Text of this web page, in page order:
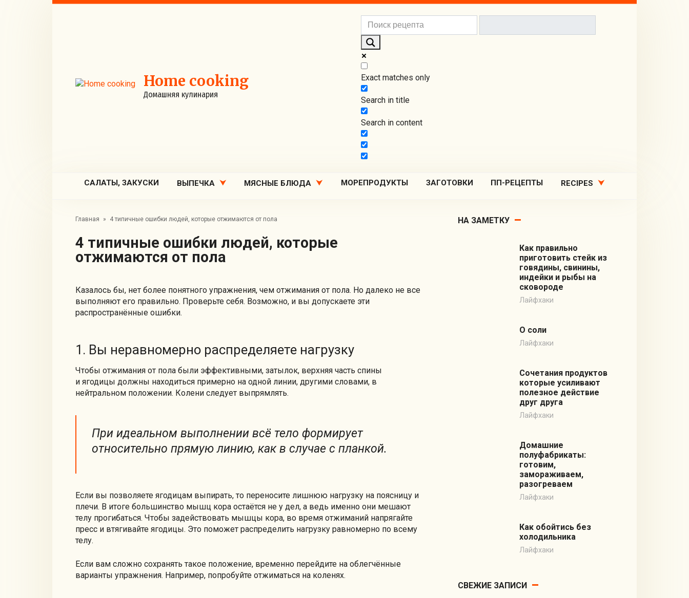
Home cooking
Домашняя кулинария
Exact matches only
Search in title
Search in content
САЛАТЫ, ЗАКУСКИ ВЫПЕЧКА МЯСНЫЕ БЛЮДА МОРЕПРОДУКТЫ ЗАГОТОВКИ ПП-РЕЦЕПТЫ RECIPES
Главная » 4 типичные ошибки людей, которые отжимаются от пола
4 типичные ошибки людей, которые
отжимаются от пола
Казалось бы, нет более понятного упражнения, чем отжимания от пола. Но далеко не все
выполняют его правильно. Проверьте себя. Возможно, и вы допускаете эти
распространённые ошибки.
1. Вы неравномерно распределяете нагрузку
Чтобы отжимания от пола были эффективными, затылок, верхняя часть спины
и ягодицы должны находиться примерно на одной линии, другими словами, в
нейтральном положении. Колени следует выпрямлять.
При идеальном выполнении всё тело формирует
относительно прямую линию, как в случае с планкой.
Если вы позволяете ягодицам выпирать, то переносите лишнюю нагрузку на поясницу и
плечи. В итоге большинство мышц кора остаётся не у дел, а ведь именно они мешают
телу прогибаться. Чтобы задействовать мышцы кора, во время отжиманий напрягайте
пресс и втягивайте ягодицы. Это поможет распределить нагрузку равномерно по всему
телу.
Если вам сложно сохранять такое положение, временно перейдите на облегчённые
варианты упражнения. Например, попробуйте отжиматься на коленях.
НА ЗАМЕТКУ
Как правильно
приготовить стейк из
говядины, свинины,
индейки и рыбы на
сковороде
Лайфхаки
О соли
Лайфхаки
Сочетания продуктов
которые усиливают
полезное действие
друг друга
Лайфхаки
Домашние
полуфабрикаты:
готовим,
замораживаем,
разогреваем
Лайфхаки
Как обойтись без
холодильника
Лайфхаки
СВЕЖИЕ ЗАПИСИ